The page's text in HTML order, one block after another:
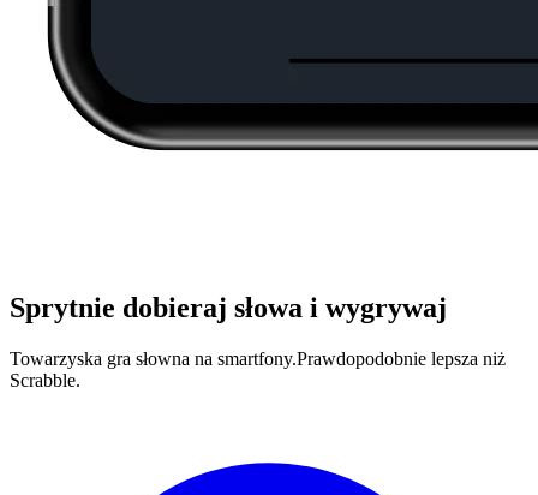
Sprytnie dobieraj słowa i wygrywaj
Towarzyska gra słowna na smartfony.Prawdopodobnie lepsza niż
Scrabble.